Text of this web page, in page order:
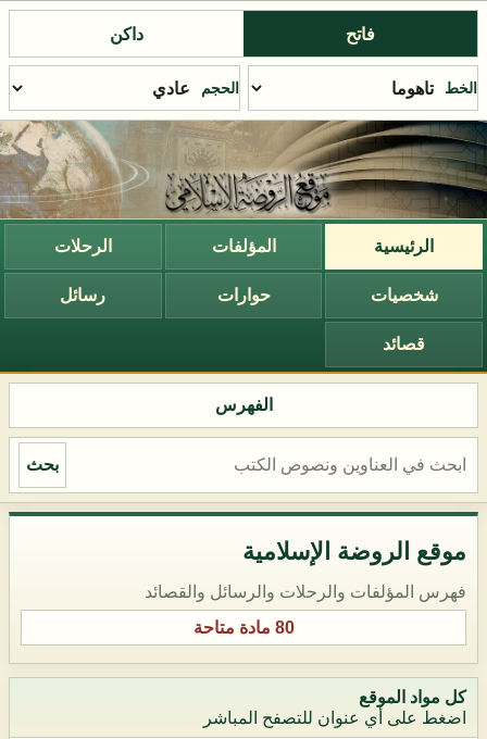
فاتح داكن
الخط الحجم
الرئيسية المؤلفات الرحلات
شخصيات حوارات رسائل
قصائد
الفهرس
بحث
موقع الروضة الإسلامية
فهرس المؤلفات والرحلات والرسائل والقصائد
80 مادة متاحة
كل مواد الموقع
اضغط على أي عنوان للتصفح المباشر